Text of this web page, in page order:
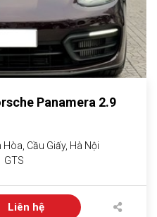
Panamera 2.9
Cầu Giấy, Hà Nội
GTS
Liên hệ